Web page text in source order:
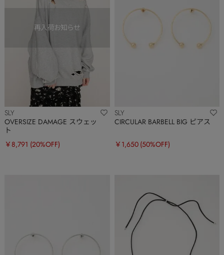
SLY
OVERSIZE DAMAGE スウェッ
ト
￥8,791 (20%OFF)
SLY
CIRCULAR BARBELL BIG ピアス
￥1,650 (50%OFF)